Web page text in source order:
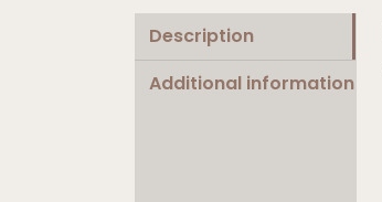
Description
Additional information